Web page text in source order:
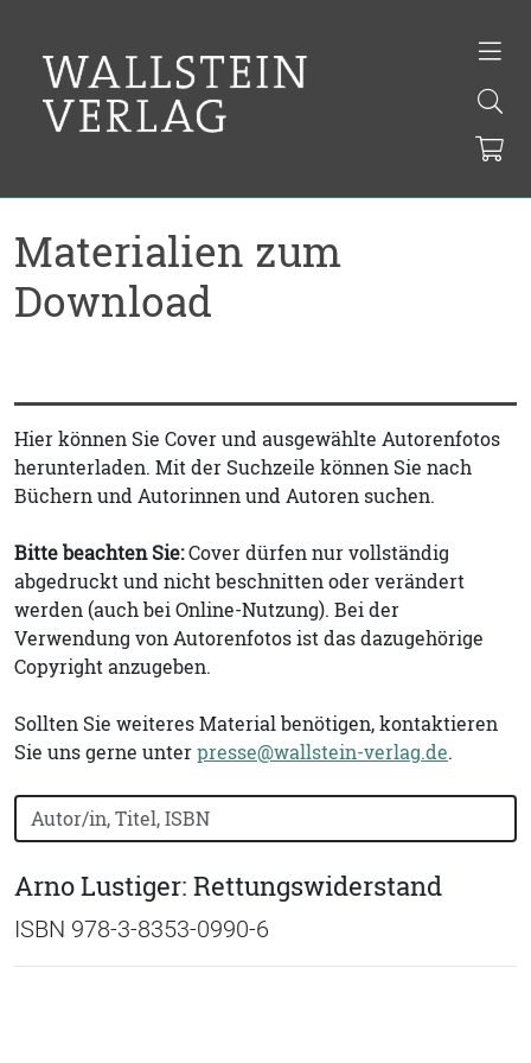
Materialien zum
Download
Hier können Sie Cover und ausgewählte Autorenfotos
herunterladen. Mit der Suchzeile können Sie nach
Büchern und Autorinnen und Autoren suchen.
Bitte beachten Sie:Cover dürfen nur vollständig
abgedruckt und nicht beschnitten oder verändert
werden (auch bei Online-Nutzung). Bei der
Verwendung von Autorenfotos ist das dazugehörige
Copyright anzugeben.
Sollten Sie weiteres Material benötigen, kontaktieren
Sie uns gerne unterpresse@wallstein-verlag.de.
Bücher nach Buchtitel, Autorennamen oder ISBN
Arno Lustiger: Rettungswiderstand
ISBN 978-3-8353-0990-6